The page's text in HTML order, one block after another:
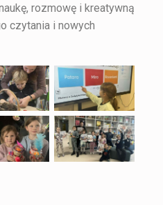
rozmowę i kreatywną
czytania i nowych